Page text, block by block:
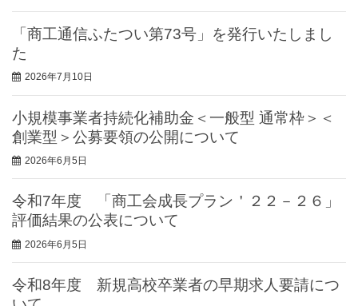
「商工通信ふたつい第73号」を発行いたしまし
た
2026年7月10日
小規模事業者持続化補助金＜一般型 通常枠＞＜
創業型＞公募要領の公開について
2026年6月5日
令和7年度 「商工会成長プラン＇２２－２６」
評価結果の公表について
2026年6月5日
令和8年度 新規高校卒業者の早期求人要請につ